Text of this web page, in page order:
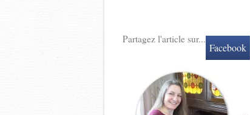
Partagez l'article sur...
Facebook